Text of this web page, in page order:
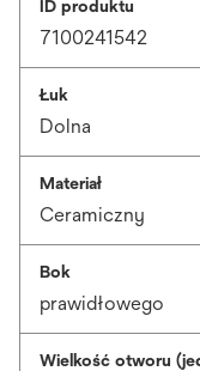
ID produktu
7100241542
Łuk
Dolna
Materiał
Ceramiczny
Bok
prawidłowego
Wielkość otworu